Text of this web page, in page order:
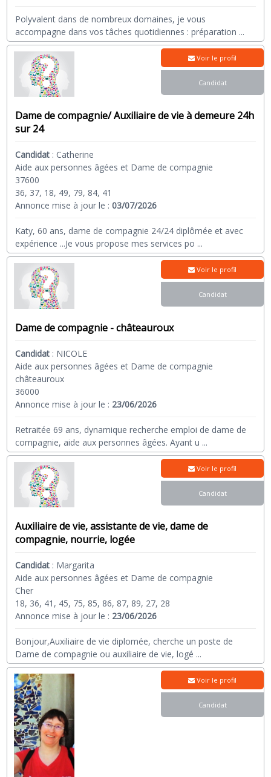
Polyvalent dans de nombreux domaines, je vous
accompagne dans vos tâches quotidiennes : préparation ...
Dame de compagnie/ Auxiliaire de vie à demeure 24h
sur 24
Candidat : Catherine
Aide aux personnes âgées et Dame de compagnie
37600
36, 37, 18, 49, 79, 84, 41
Annonce mise à jour le :03/07/2026
Katy, 60 ans, dame de compagnie 24/24 diplômée et avec
expérience ...Je vous propose mes services po ...
Voir le profil
Candidat
Dame de compagnie - châteauroux
Candidat : NICOLE
Aide aux personnes âgées et Dame de compagnie
châteauroux
36000
Annonce mise à jour le : 23/06/2026
Retraitée 69 ans, dynamique recherche emploi de dame de
compagnie, aide aux personnes âgées. Ayant u ...
Voir le profil
Candidat
Auxiliaire de vie, assistante de vie, dame de
compagnie, nourrie, logée
Candidat : Margarita
Aide aux personnes âgées et Dame de compagnie
Cher
18, 36, 41, 45, 75, 85, 86, 87, 89, 27, 28
Annonce mise à jour le : 23/06/2026
Bonjour,Auxiliaire de vie diplomée, cherche un poste de
Dame de compagnie ou auxiliaire de vie, logé ...
Voir le profil
Candidat
Voir le profil
Candidat